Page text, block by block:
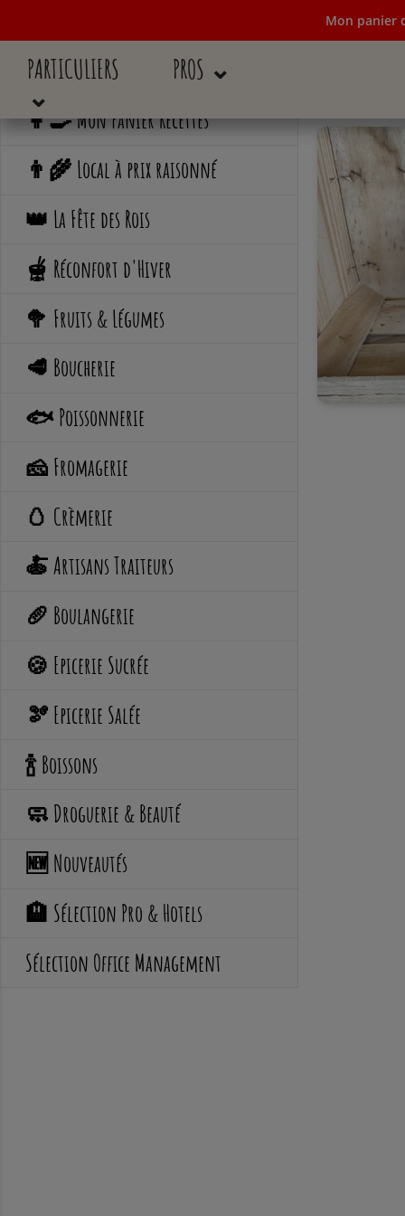
Mon panier
PARTICULIERS
⌄
PROS ⌄ Mon panier
👩‍🍳 Mon Panier Recettes
👨‍🌾 Local à prix raisonné
👑 La Fête des Rois
🫕 Réconfort d'Hiver
🥦 Fruits & Légumes
🥩 Boucherie
🐟 Poissonnerie
🧀 Fromagerie
🥚 Crèmerie
🍝 Artisans Traiteurs
🥖 Boulangerie
🍪 Epicerie Sucrée
🫘 Epicerie Salée
🍾 Boissons
🧼 Droguerie & Beauté
🆕 Nouveautés
🏨 Sélection Pro & Hotels
Sélection Office Management